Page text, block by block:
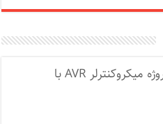
دانلود کتاب 11 پروژه میکروکنترلر AVR با